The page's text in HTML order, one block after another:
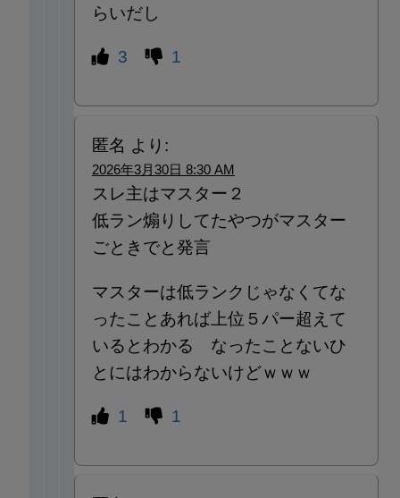
らいだし
3 1
匿名 より:
2026年3月30日 8:30 AM
スレ主はマスター２
低ラン煽りしてたやつがマスター
ごときでと発言
マスターは低ランクじゃなくてな
ったことあれば上位５パー超えて
いるとわかる なったことないひ
とにはわからないけどｗｗｗ
1 1